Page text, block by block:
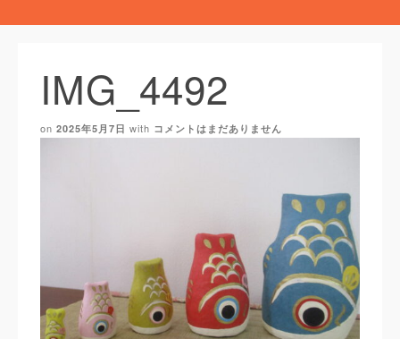
IMG_4492
on 2025年5月7日 with コメントはまだありません